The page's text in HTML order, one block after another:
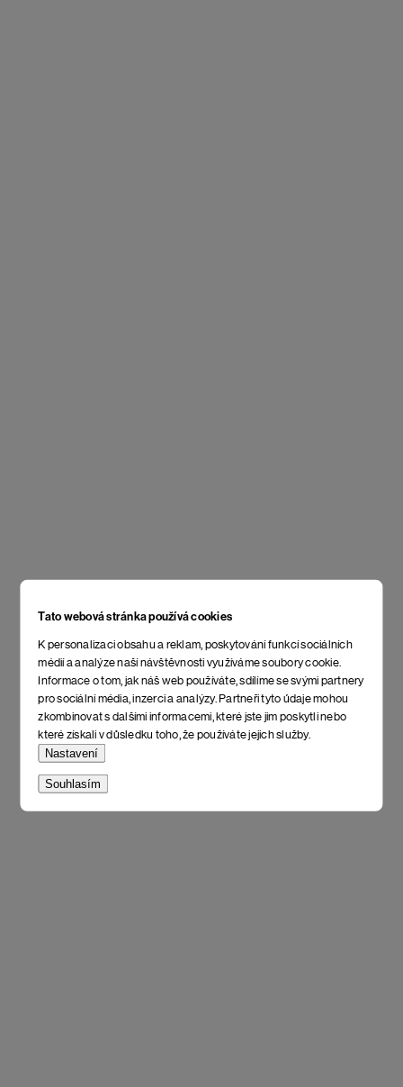
Tato webová stránka používá cookies
K personalizaci obsahu a reklam, poskytování funkcí sociálních
médií a analýze naší návštěvnosti využíváme soubory cookie.
Informace o tom, jak náš web používáte, sdílíme se svými partnery
pro sociální média, inzerci a analýzy. Partneři tyto údaje mohou
zkombinovat s dalšími informacemi, které jste jim poskytli nebo
které získali v důsledku toho, že používáte jejich služby.
Nastavení
Souhlasím